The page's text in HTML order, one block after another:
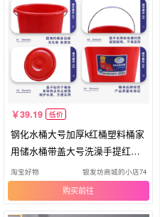
39.19 低价
钢化水桶大号加厚k红桶塑料桶家
用储水桶带盖大号洗澡手提红色
圆
淘宝好物 银发坊商城的小店74
购买